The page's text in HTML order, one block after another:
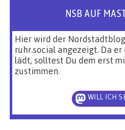
NSB AUF
Hier wird der
ruhr.social angezeigt. Da
lädt, solltest Du dem erst
zustimmen.
WILL ICH